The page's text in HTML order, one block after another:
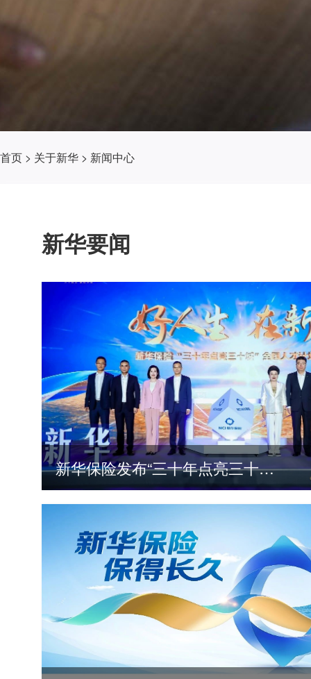
首页 > 关于新华 > 新闻中心
新华要闻
新华保险发布“三十年点亮三十城”全国人才计划